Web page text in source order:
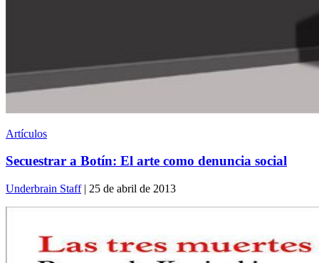
Artículos
Secuestrar a Botín: El arte como denuncia social
Underbrain Staff| 25 de abril de 2013